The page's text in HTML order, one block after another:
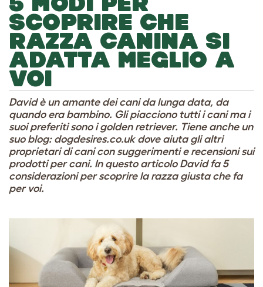
SCOPRIRE CHE
RAZZA CANINA SI
ADATTA MEGLIO A
VOI
David è un amante dei cani da lunga data, da
quando era bambino. Gli piacciono tutti i cani ma i
suoi preferiti sono i golden retriever. Tiene anche un
suo blog: dogdesires.co.uk dove aiuta gli altri
proprietari di cani con suggerimenti e recensioni sui
prodotti per cani. In questo articolo David fa 5
considerazioni per scoprire la razza giusta che fa
per voi.